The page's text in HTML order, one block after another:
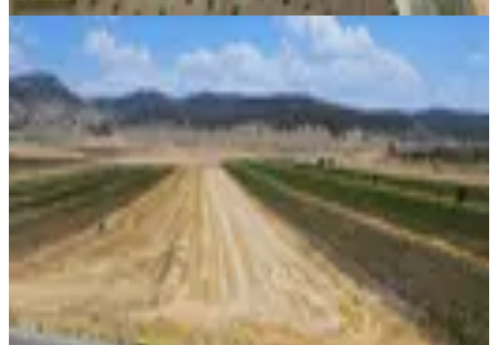
Nurdağı Kırkpınar Asfaltta,su
Başında,çiftçiliğe , Takas Açık
Nurdağı, Kırkpınar Mahallesi
7600 m²·211/m² 09.01.2026
1.600.000 ₺
NARİN GAYRİMENKUL Ahmet NARİN
Ara